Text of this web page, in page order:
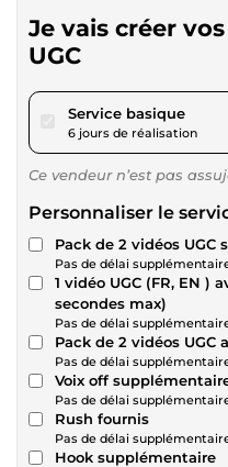
Je vais créer
UGC
Service basiquepour
6 jours de réalisation
Ce vendeur n’est pas
Personnaliser le
Pack de 2 vidéos UGC
Pas de délai
1 vidéo UGC (FR, EN )
secondes max)
Pas de délai
Pack de 2 vidéos UGC
Pas de délai
Voix off
Pas de délai
Rush fournis
Pas de délai
Hook supplémentaire